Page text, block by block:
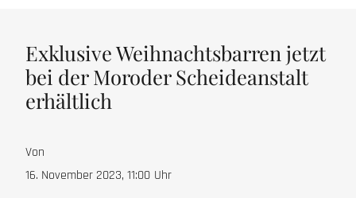
Exklusive Weihnachtsbarren jetzt
bei der Moroder Scheideanstalt
erhältlich
Von
16. November 2023, 11:00 Uhr